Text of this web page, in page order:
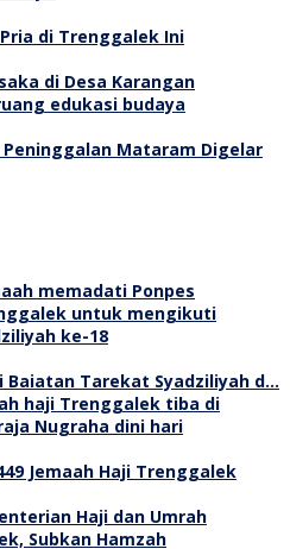
di Trenggalek Ini
Peninggalan Mataram Digelar
Baiatan Tarekat Syadziliyah d…
Jemaah Haji Trenggalek